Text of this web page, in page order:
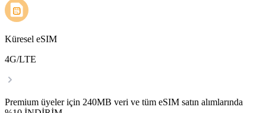
Küresel eSIM
4G/LTE
Premium üyeler için 240MB veri ve tüm eSIM satın alımlarında